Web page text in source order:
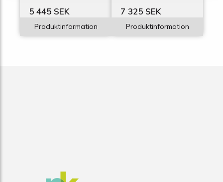
5 445 SEK
Produktinformation
7 325 SEK
Produktinformation